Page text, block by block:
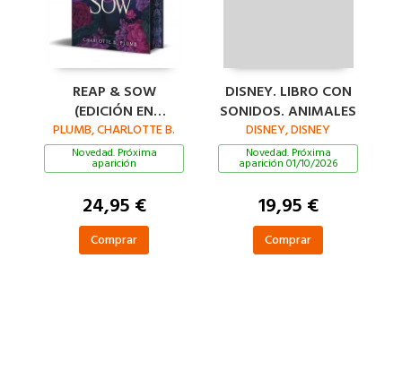
REAP & SOW
(EDICIÓN EN
ESPAÑOL) (REAP &
SOW 1)
PLUMB, CHARLOTTE B.
Novedad. Próxima
aparición
24,95 €
Comprar
DISNEY. LIBRO CON
SONIDOS. ANIMALES
DISNEY, DISNEY
Novedad. Próxima
aparición 01/10/2026
19,95 €
Comprar